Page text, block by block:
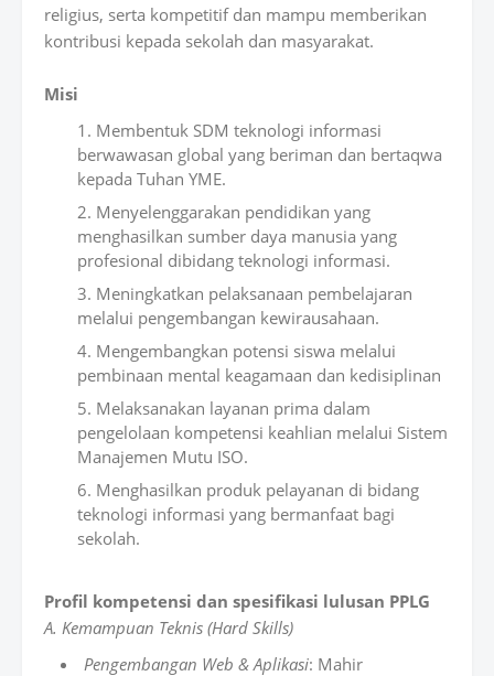
religius, serta kompetitif dan mampu memberikan
kontribusi kepada sekolah dan masyarakat.
Misi
Membentuk SDM teknologi informasi
berwawasan global yang beriman dan bertaqwa
kepada Tuhan YME.
Menyelenggarakan pendidikan yang
menghasilkan sumber daya manusia yang
profesional dibidang teknologi informasi.
Meningkatkan pelaksanaan pembelajaran
melalui pengembangan kewirausahaan.
Mengembangkan potensi siswa melalui
pembinaan mental keagamaan dan kedisiplinan
Melaksanakan layanan prima dalam
pengelolaan kompetensi keahlian melalui Sistem
Manajemen Mutu ISO.
Menghasilkan produk pelayanan di bidang
teknologi informasi yang bermanfaat bagi
sekolah.
Profil kompetensi dan spesifikasi lulusan PPLG
A. Kemampuan Teknis (Hard Skills)
Pengembangan Web & Aplikasi: Mahir